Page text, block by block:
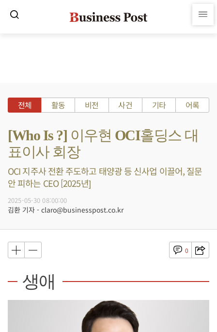
전체 활동 비전 사건 기타 어록
[Who Is ?] 이우현 OCI홀딩스 대
표이사 회장
OCI 지주사 전환 주도하고 태양광 등 신사업 이끌어, 질문
안 피하는 CEO [2025년]
2025-05-30 08:00:00
김환 기자 - claro@businesspost.co.kr
0
생애